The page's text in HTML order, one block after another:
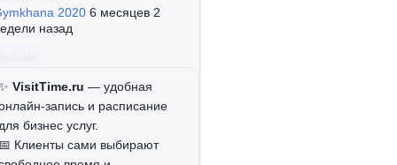
2020 6 месяцев 2
назад
VisitTime.ru — удобная
запись и расписание
для бизнес услуг.
📅 Клиенты сами выбирают